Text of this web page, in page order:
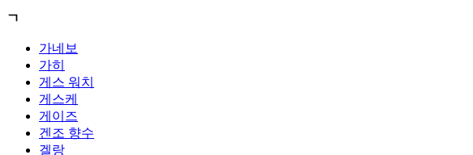
ㄱ
가네보
가히
게스 워치
게스케
게이즈
겐조 향수
겔랑